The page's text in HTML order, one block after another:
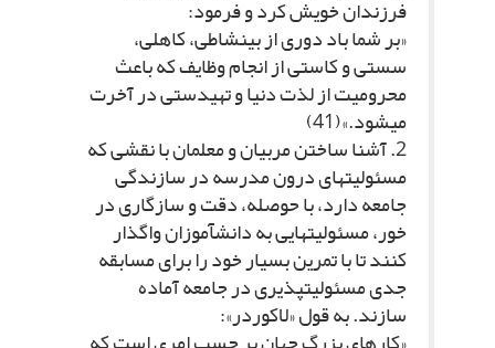
فرزندان خویش کرد و فرمود:
«بر شما باد دورى از بى‏نشاطى، کاهلى،
سستى و کاستى از انجام وظایف که باعث
محرومیت از لذت دنیا و تهیدستى در آخرت
مى‏شود.»(41)
2. آشنا ساختن مربیان و معلمان با نقشى که
مسئولیت‏هاى درون مدرسه در سازندگى
جامعه دارد، با حوصله، دقت و سازگارى در
خور، مسئولیت‏هایى به دانش‏آموزان واگذار
کنند تا با تمرین بسیار خود را براى مسابقه
جدى مسئولیت‏پذیرى در جامعه آماده
سازند. به قول «لاکوردر»: